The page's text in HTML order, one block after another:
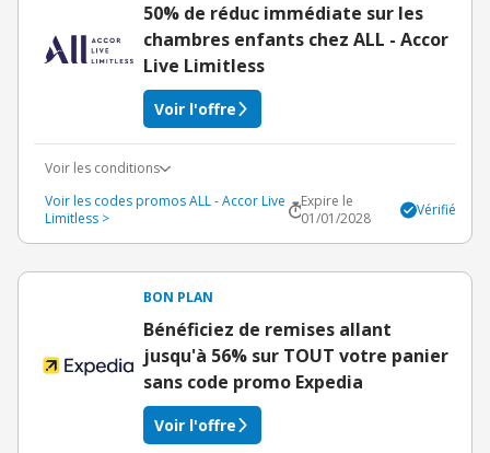
50% de réduc immédiate sur les
chambres enfants chez ALL - Accor
Live Limitless
Voir l'offre
Voir les conditions
Voir les codes promos ALL - Accor Live
Limitless >
Expire le
01/01/2028
Vérifié
BON PLAN
Bénéficiez de remises allant
jusqu'à 56% sur TOUT votre panier
sans code promo Expedia
Voir l'offre